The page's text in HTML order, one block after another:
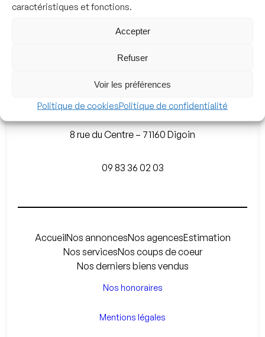
caractéristiques et fonctions.
Accepter
Refuser
Voir les préférences
Politique de cookiesPolitique de confidentialité
09 83 36 02 03
Agence de Digoin
8 rue du Centre – 71160 Digoin
09 83 36 02 03
AccueilNos annoncesNos agencesEstimation
Nos servicesNos coups de coeur
Nos derniers biens vendus
Nos honoraires
Mentions légales